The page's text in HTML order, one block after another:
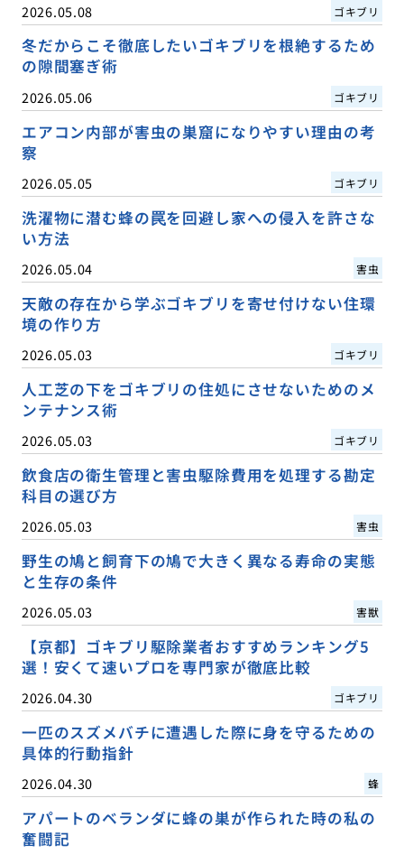
2026.05.08 ゴキブリ
冬だからこそ徹底したいゴキブリを根絶するため
の隙間塞ぎ術
2026.05.06 ゴキブリ
エアコン内部が害虫の巣窟になりやすい理由の考
察
2026.05.05 ゴキブリ
洗濯物に潜む蜂の罠を回避し家への侵入を許さな
い方法
2026.05.04 害虫
天敵の存在から学ぶゴキブリを寄せ付けない住環
境の作り方
2026.05.03 ゴキブリ
人工芝の下をゴキブリの住処にさせないためのメ
ンテナンス術
2026.05.03 ゴキブリ
飲食店の衛生管理と害虫駆除費用を処理する勘定
科目の選び方
2026.05.03 害虫
野生の鳩と飼育下の鳩で大きく異なる寿命の実態
と生存の条件
2026.05.03 害獣
【京都】ゴキブリ駆除業者おすすめランキング5
選！安くて速いプロを専門家が徹底比較
2026.04.30 ゴキブリ
一匹のスズメバチに遭遇した際に身を守るための
具体的行動指針
2026.04.30 蜂
アパートのベランダに蜂の巣が作られた時の私の
奮闘記